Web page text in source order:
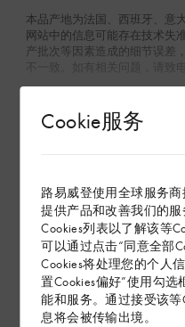
Cookie服务
路易威登使用全球服务
提供产品和改善我们的
Cookies列表以了解该等
可以通过点击“同意全部
Cookies将处理您的个人
置Cookies偏好”使用勾选
能和服务。通过接受该
息将会被传输出境。
本品产地为法国、西班牙、意
网站中的信息可能存在技术失
产批次等因素造成的细节误差
不一致。如有相关问题，请致
产品养护
在专卖店内探索
配送 & 退货